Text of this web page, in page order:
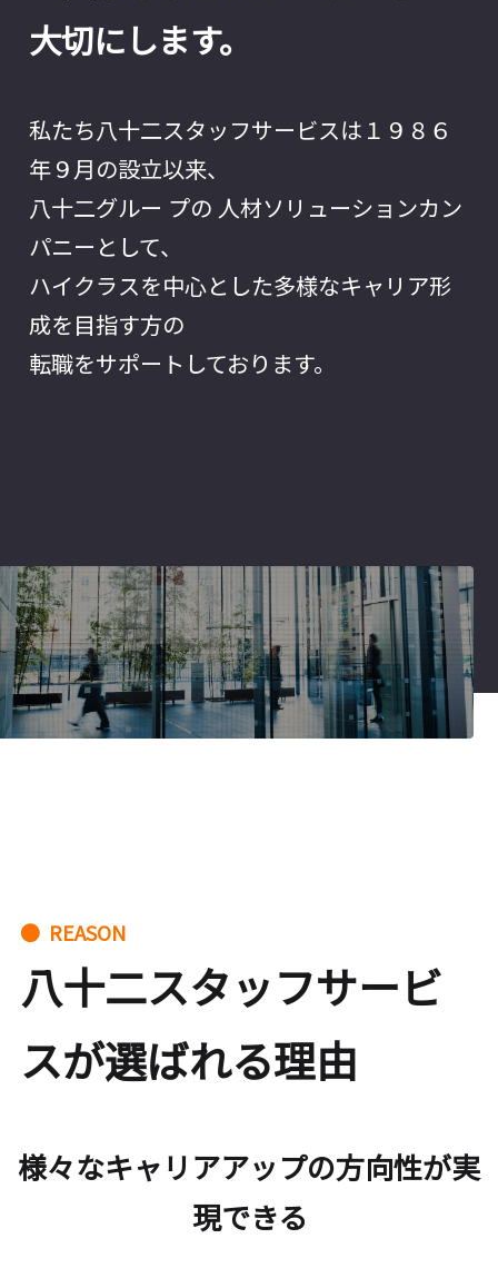
大切にします。
私たち八十二スタッフサービスは１９８６
年９月の設立以来、
八十二グルー プの 人材ソリューションカン
パニーとして、
ハイクラスを中心とした多様なキャリア形
成を目指す方の
転職をサポートしております。
● REASON
八十二スタッフサービ
スが選ばれる理由
様々なキャリアアップの方向性が実
現できる